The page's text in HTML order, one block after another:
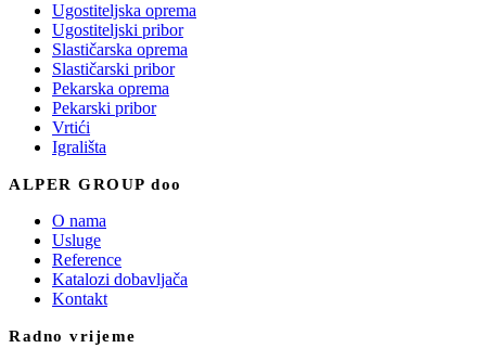
Ugostiteljska oprema
Ugostiteljski pribor
Slastičarska oprema
Slastičarski pribor
Pekarska oprema
Pekarski pribor
Vrtići
Igrališta
ALPER GROUP doo
O nama
Usluge
Reference
Katalozi dobavljača
Kontakt
Radno vrijeme